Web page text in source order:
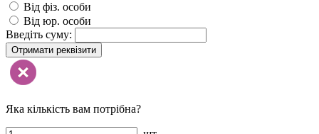
Від фіз. особи
Від юр. особи
Введіть суму:
Отримати реквізити
Яка кількість вам потрібна?